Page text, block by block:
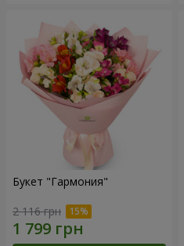
Букет "Гармония"
2 116 грн